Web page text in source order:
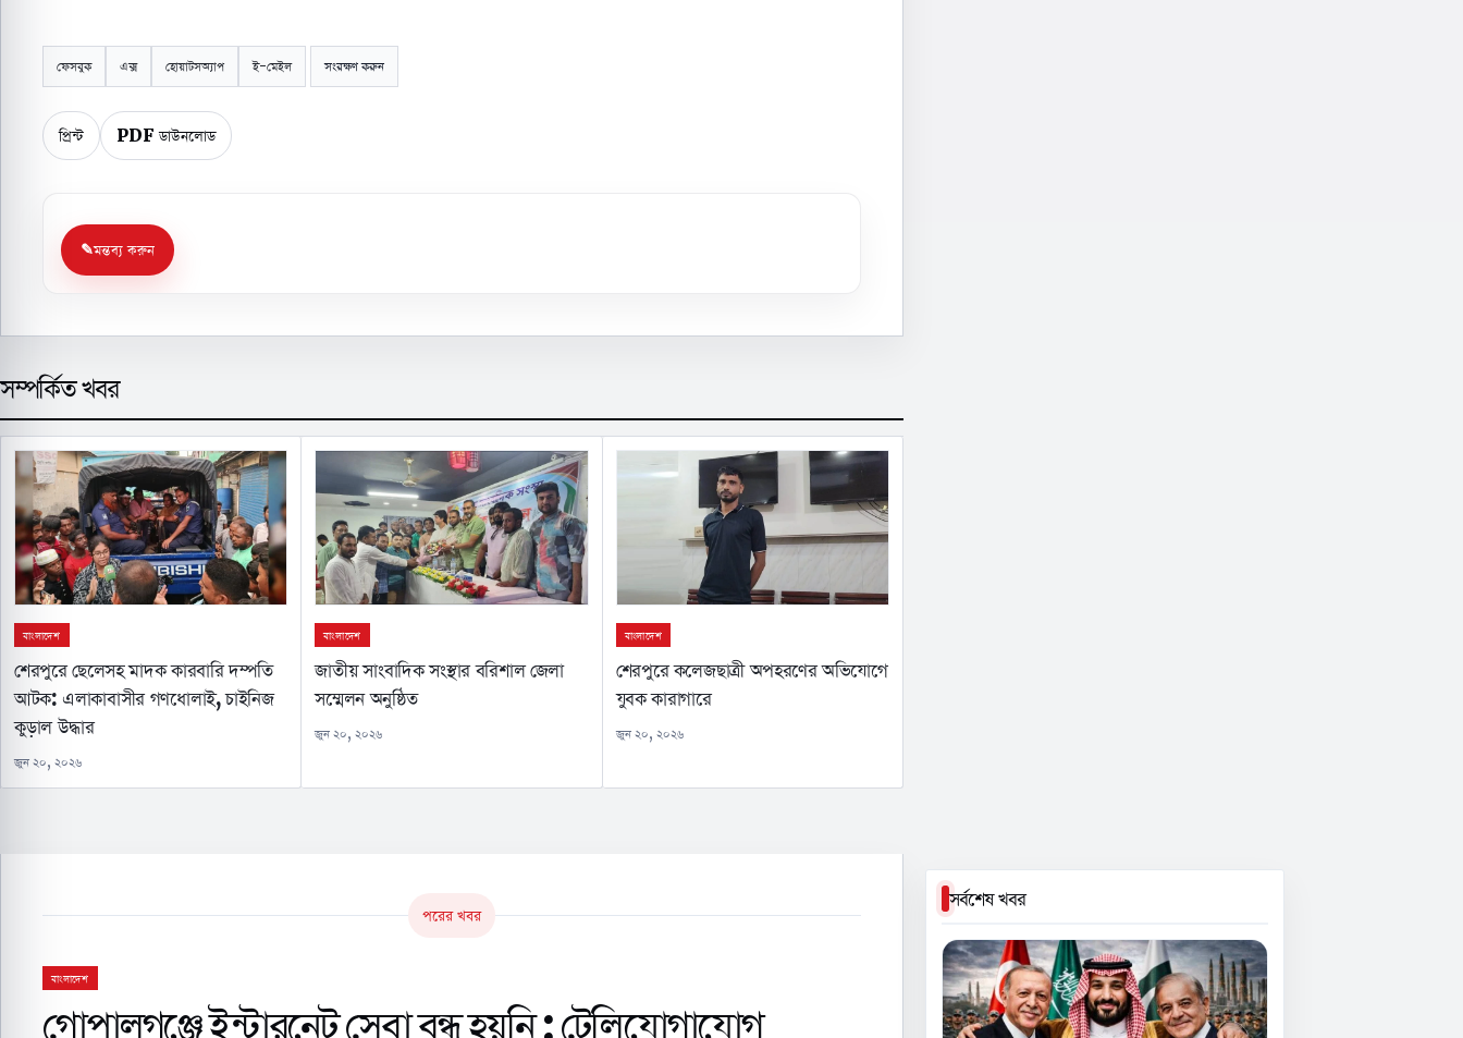
ফেসবুক এক্স হোয়াটসঅ্যাপ ই-মেইল সংরক্ষণ করুন
প্রিন্ট PDF ডাউনলোড
মন্তব্য করুন
সম্পর্কিত খবর
বাংলাদেশ
শেরপুরে ছেলেসহ মাদক কারবারি দম্পতি
আটক: এলাকাবাসীর গণধোলাই, চাইনিজ
কুড়াল উদ্ধার
জুন ২০, ২০২৬
বাংলাদেশ
জাতীয় সাংবাদিক সংস্থার বরিশাল জেলা
সম্মেলন অনুষ্ঠিত
জুন ২০, ২০২৬
বাংলাদেশ
শেরপুরে কলেজছাত্রী অপহরণের অভিযোগে
যুবক কারাগারে
জুন ২০, ২০২৬
পরের খবর
বাংলাদেশ
গোপালগঞ্জে ইন্টারনেট সেবা বন্ধ হয়নি : টেলিযোগাযোগ
সর্বশেষ খবর